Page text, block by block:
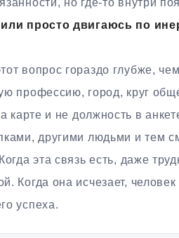
просто двигаюсь по
вопрос гораздо глубже,
профессию, город, круг
карте и не должность в
другими людьми и тем
эта связь есть, даже
Когда она исчезает,
успеха.